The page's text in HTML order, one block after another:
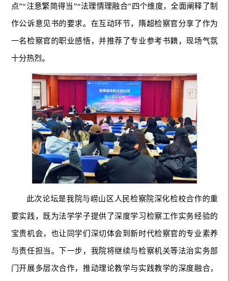
点”“注意繁简得当”“法理情理融合”四个维度，全面阐释了制
作公诉意见书的要求。在互动环节，隋超检察官分享了作为
一名检察官的职业感悟，并推荐了专业参考书籍，现场气氛
十分热烈。
此次论坛是我院与崂山区人民检察院深化检校合作的重
要实践，既为法学学子提供了深度学习检察工作实务经验的
宝贵机会，也让同学们深切体会到新时代检察官的专业素养
与责任担当。下一步，我院将继续与检察机关等法治实务部
门开展多层次合作，推动理论教学与实践教学的深度融合，